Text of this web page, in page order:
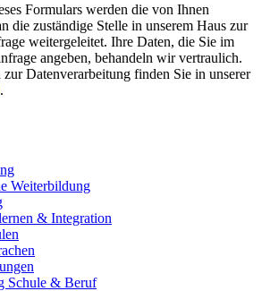
Formulars werden die von Ihnen
die zuständige Stelle in unserem Haus zur
weitergeleitet. Ihre Daten, die Sie im
angeben, behandeln wir vertraulich.
Datenverarbeitung finden Sie in unserer
.
Weiterbildung
& Integration
Schule & Beruf